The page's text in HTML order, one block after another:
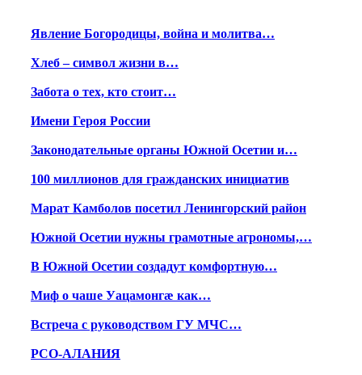
Явление Богородицы, война и молитва…
Хлеб – символ жизни в…
Забота о тех, кто стоит…
Имени Героя России
Законодательные органы Южной Осетии и…
100 миллионов для гражданских инициатив
Марат Камболов посетил Ленингорский район
Южной Осетии нужны грамотные агрономы,…
В Южной Осетии создадут комфортную…
Миф о чаше Уацамонгæ как…
Встреча с руководством ГУ МЧС…
РСО-АЛАНИЯ